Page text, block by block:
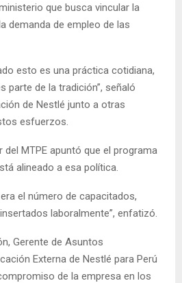
que busca vincular la
demanda de empleo de las
esto es una práctica cotidiana,
parte de la tradición”, señaló
de Nestlé junto a otras
esfuerzos.
del MTPE apuntó que el programa
alineado a esa política.
el número de capacitados,
laboralmente”, enfatizó.
Gerente de Asuntos
Externa de Nestlé para Perú
de la empresa en los